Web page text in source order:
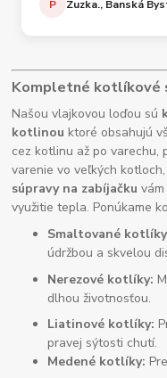
P Zuzka., Banská
Kompletné kotlíkové
Našou vlajkovou loďou sú
kotlinou ktoré obsahujú
cez kotlinu až po varechu,
varenie vo veľkých
súpravy na zabíjačku
využitie tepla. Ponúkame
Smaltované
údržbou a skvelou
Nerezové kotlíky:
dlhou životnosťou.
Liatinové kotlíky:
pravej sýtosti chutí.
Medené kotlíky: